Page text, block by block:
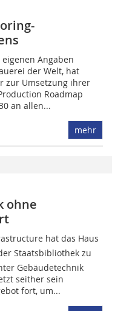
Angaben
der Welt, hat
zur Umsetzung ihrer
Roadmap
an allen...
mehr
ohne
hat das Haus
Staats­bibliothek zu
Gebäudetechnik
seither sein
fort, um...